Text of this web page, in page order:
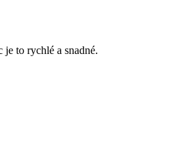
to rychlé a snadné.